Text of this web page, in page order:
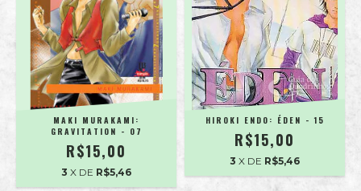
MAKI MURAKAMI:
GRAVITATION - 07
R$15,00
3 X DE R$5,46
HIROKI ENDO: ÉDEN - 15
R$15,00
3 X DE R$5,46